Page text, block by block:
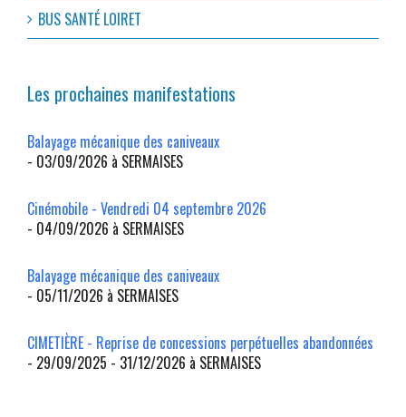
BUS SANTÉ LOIRET
Les prochaines manifestations
Balayage mécanique des caniveaux
- 03/09/2026 à SERMAISES
Cinémobile - Vendredi 04 septembre 2026
- 04/09/2026 à SERMAISES
Balayage mécanique des caniveaux
- 05/11/2026 à SERMAISES
CIMETIÈRE - Reprise de concessions perpétuelles abandonnées
- 29/09/2025 - 31/12/2026 à SERMAISES